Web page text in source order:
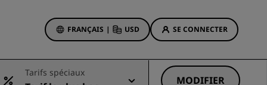
Rewards
réservations
FRANÇAIS | USD SE CONNECTER
Tarifs spéciaux
MODIFIER